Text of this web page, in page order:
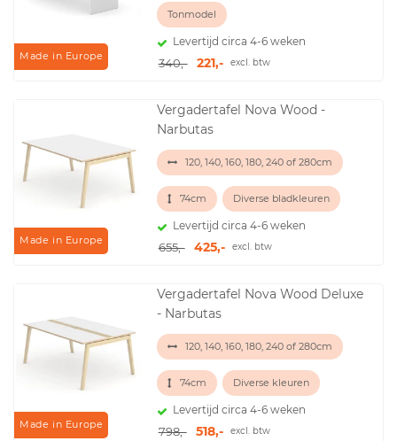
Made in Europe
Tonmodel
Levertijd circa 4-6 weken
340,- 221,- excl. btw
Made in Europe
Vergadertafel Nova Wood -
Narbutas
120, 140, 160, 180, 240 of 280cm
74cm Diverse bladkleuren
Levertijd circa 4-6 weken
655,- 425,- excl. btw
Made in Europe
Vergadertafel Nova Wood Deluxe
- Narbutas
120, 140, 160, 180, 240 of 280cm
74cm Diverse kleuren
Levertijd circa 4-6 weken
798,- 518,- excl. btw